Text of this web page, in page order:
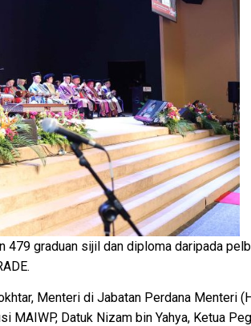
479 graduan sijil dan diploma daripada
Menteri di Jabatan Perdana Menteri
MAIWP, Datuk Nizam bin Yahya, Ketua